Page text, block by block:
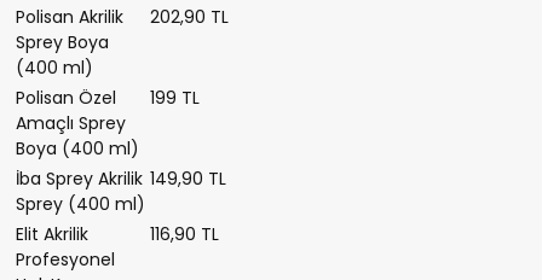
Polisan Akrilik
Sprey Boya
(400 ml)
202,90 TL
Polisan Özel
Amaçlı Sprey
Boya (400 ml)
199 TL
İba Sprey Akrilik
Sprey (400 ml)
149,90 TL
Elit Akrilik
Profesyonel
116,90 TL